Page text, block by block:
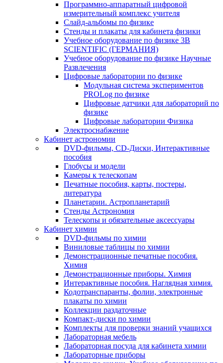
Программно-аппаратный цифровой
измерительный комплекс учителя
Слайд-альбомы по физике
Стенды и плакаты для кабинета физики
Учебное оборудование по физике 3B
SCIENTIFIC (ГЕРМАНИЯ)
Учебное оборудование по физике Научные
Развлечения
Цифровые лаборатории по физике
Модульная система экспериментов
PROLog по физике
Цифровые датчики для лабораторий по
физике
Цифровые лаборатории Физика
Электроснабжение
Кабинет астрономии
DVD-фильмы, CD-Диски, Интерактивные
пособия
Глобусы и модели
Камеры к телескопам
Печатные пособия, карты, постеры,
литература
Планетарии. Астропланетарий
Стенды Астрономия
Телескопы и обязательные аксессуары
Кабинет химии
DVD-фильмы по химии
Виниловые таблицы по химии
Демонстрационные печатные пособия.
Химия
Демонстрационные приборы. Химия
Интерактивные пособия. Наглядная химия.
Кодотранспаранты, фолии, электронные
плакаты по химии
Коллекции раздаточные
Компакт-диски по химии
Комплекты для проверки знаний учащихся
Лабораторная мебель
Лабораторная посуда для кабинета химии
Лабораторные приборы